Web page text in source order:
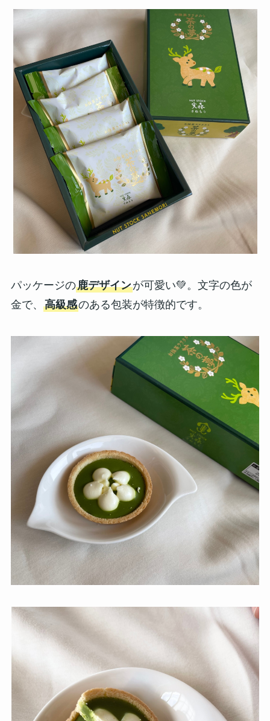
パッケージの鹿デザインが可愛い💚。文字の色が
金で、 高級感のある包装が特徴的です。